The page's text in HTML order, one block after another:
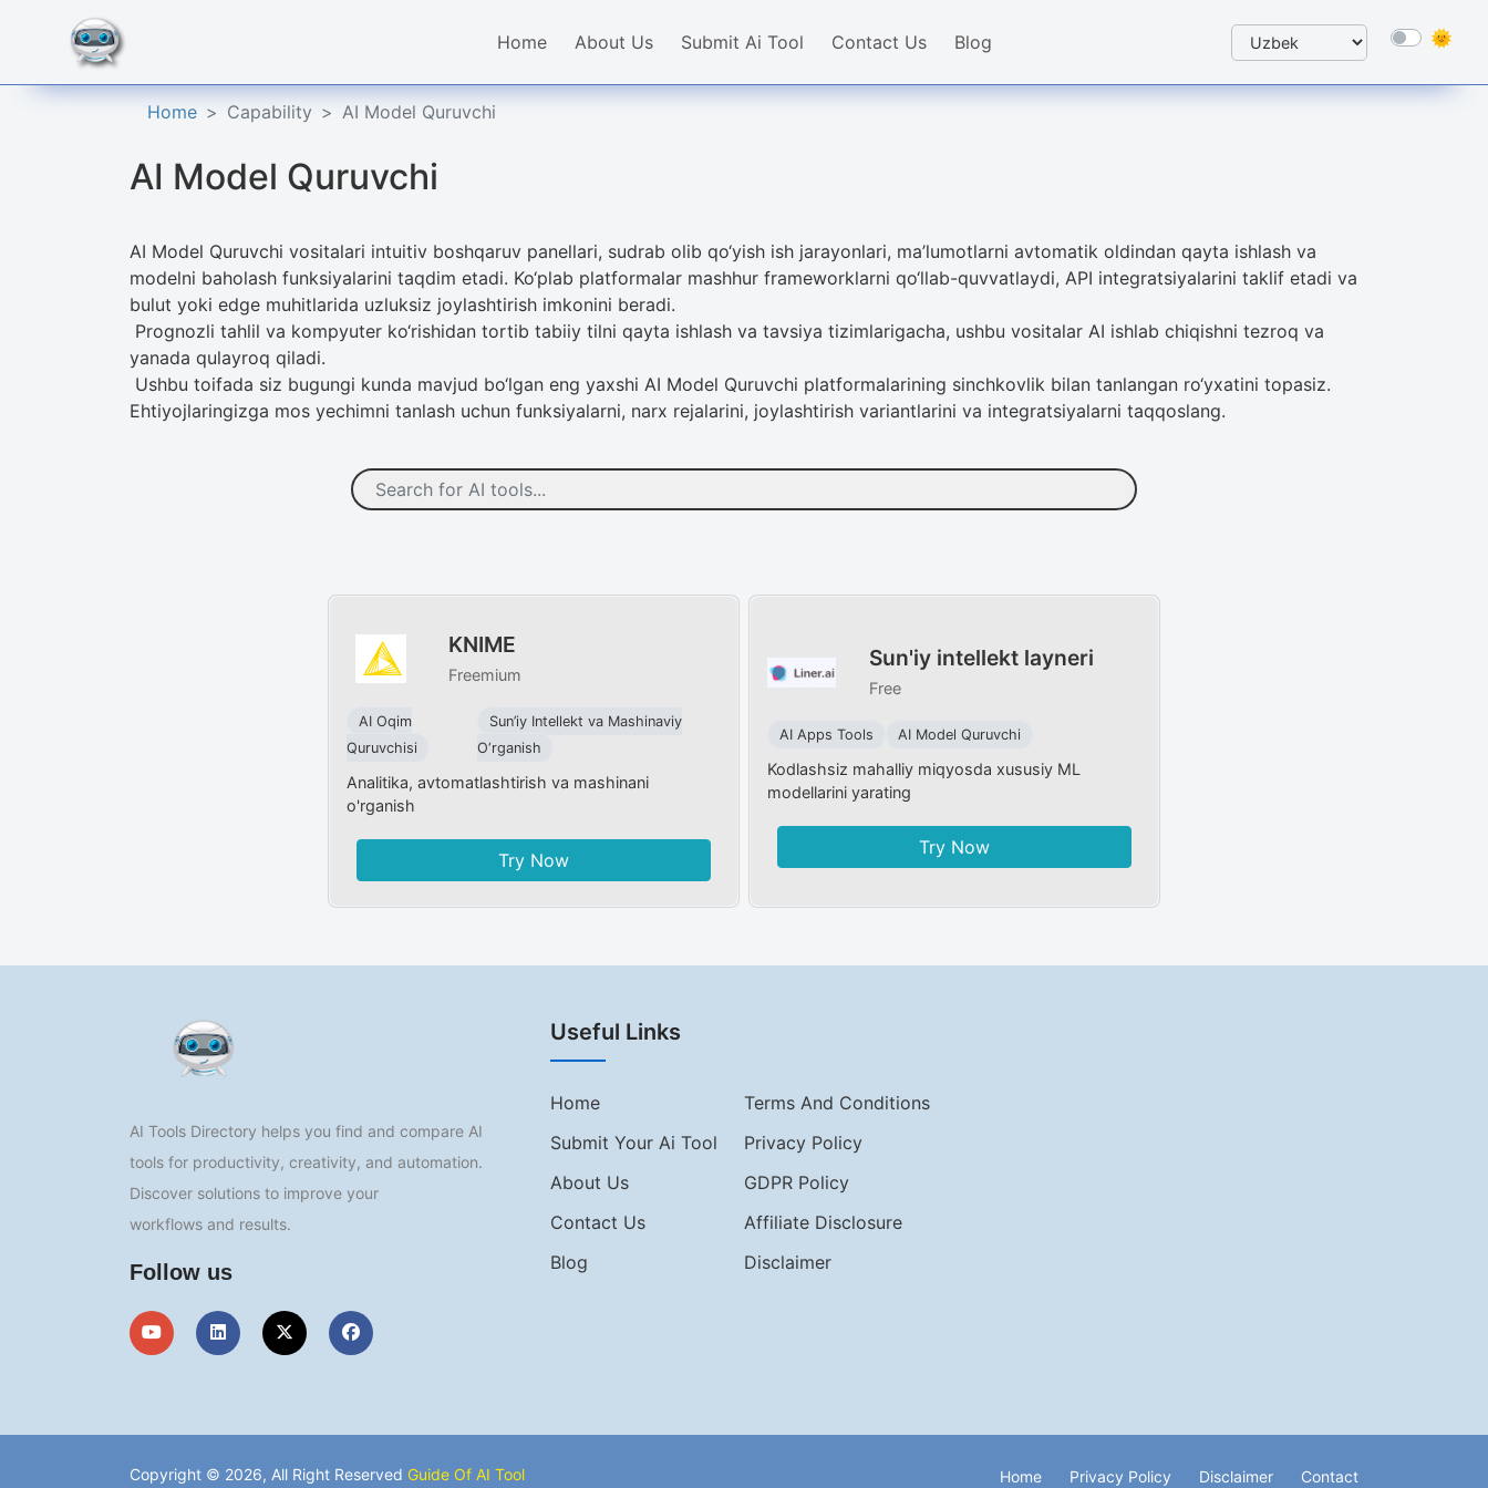
Home About Us Submit Ai Tool Contact Us Blog
Home Capability AI Model Quruvchi
AI Model Quruvchi
AI Model Quruvchi vositalari intuitiv boshqaruv panellari, sudrab olib qo‘yish ish jarayonlari, ma’lumotlarni avtomatik oldindan qayta ishlash va
modelni baholash funksiyalarini taqdim etadi. Ko‘plab platformalar mashhur frameworklarni qo‘llab-quvvatlaydi, API integratsiyalarini taklif etadi va
bulut yoki edge muhitlarida uzluksiz joylashtirish imkonini beradi.
Prognozli tahlil va kompyuter ko‘rishidan tortib tabiiy tilni qayta ishlash va tavsiya tizimlarigacha, ushbu vositalar AI ishlab chiqishni tezroq va
yanada qulayroq qiladi.
Ushbu toifada siz bugungi kunda mavjud bo‘lgan eng yaxshi AI Model Quruvchi platformalarining sinchkovlik bilan tanlangan ro‘yxatini topasiz.
Ehtiyojlaringizga mos yechimni tanlash uchun funksiyalarni, narx rejalarini, joylashtirish variantlarini va integratsiyalarni taqqoslang.
KNIME
Freemium
AI Oqim
Quruvchisi
Sun’iy Intellekt va Mashinaviy
O‘rganish
Analitika, avtomatlashtirish va mashinani
o'rganish
Try Now
Sun'iy intellekt layneri
Free
AI Apps Tools AI Model Quruvchi
Kodlashsiz mahalliy miqyosda xususiy ML
modellarini yarating
Try Now
AI Tools Directory helps you find and compare AI
tools for productivity, creativity, and automation.
Discover solutions to improve your
workflows and results.
Follow us
Useful Links
Home
Terms And Conditions
Submit Your Ai Tool
Privacy Policy
About Us
GDPR Policy
Contact Us
Affiliate Disclosure
Blog
Disclaimer
Copyright © 2026, All Right Reserved Guide Of AI Tool Home Privacy Policy Disclaimer Contact